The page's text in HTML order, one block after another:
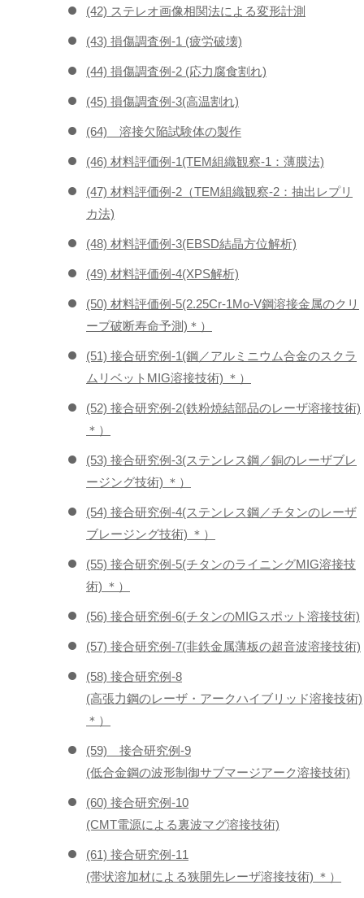
(42) ステレオ画像相関法による変形計測
(43) 損傷調査例-1 (疲労破壊)
(44) 損傷調査例-2 (応力腐食割れ)
(45) 損傷調査例-3(高温割れ)
(64) 溶接欠陥試験体の製作
(46) 材料評価例-1(TEM組織観察-1：薄膜法)
(47) 材料評価例-2（TEM組織観察-2：抽出レプリ
カ法)
(48) 材料評価例-3(EBSD結晶方位解析)
(49) 材料評価例-4(XPS解析)
(50) 材料評価例-5(2.25Cr-1Mo-V鋼溶接金属のクリ
ープ破断寿命予測)＊）
(51) 接合研究例-1(鋼／アルミニウム合金のスクラ
ムリベットMIG溶接技術) ＊）
(52) 接合研究例-2(鉄粉焼結部品のレーザ溶接技術)
＊）
(53) 接合研究例-3(ステンレス鋼／銅のレーザブレ
ージング技術) ＊）
(54) 接合研究例-4(ステンレス鋼／チタンのレーザ
ブレージング技術) ＊）
(55) 接合研究例-5(チタンのライニングMIG溶接技
術) ＊）
(56) 接合研究例-6(チタンのMIGスポット溶接技術)
(57) 接合研究例-7(非鉄金属薄板の超音波溶接技術)
(58) 接合研究例-8
(高張力鋼のレーザ・アークハイブリッド溶接技術)
＊）
(59) 接合研究例-9
(低合金鋼の波形制御サブマージアーク溶接技術)
(60) 接合研究例-10
(CMT電源による裏波マグ溶接技術)
(61) 接合研究例-11
(帯状溶加材による狭開先レーザ溶接技術) ＊）